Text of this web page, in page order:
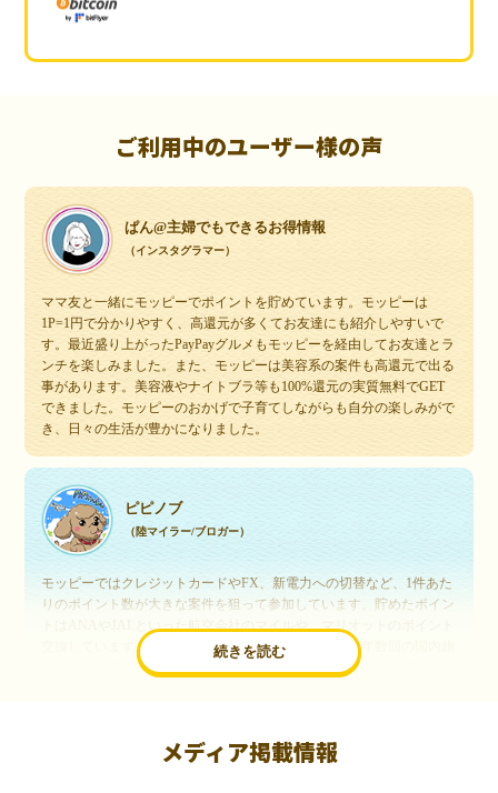
ご利用中のユーザー様の声
ぱん@主婦でもできるお得情報
（インスタグラマー）
ママ友と一緒にモッピーでポイントを貯めています。モッピーは
1P=1円で分かりやすく、高還元が多くてお友達にも紹介しやすいで
す。最近盛り上がったPayPayグルメもモッピーを経由してお友達とラ
ンチを楽しみました。また、モッピーは美容系の案件も高還元で出る
事があります。美容液やナイトブラ等も100%還元の実質無料でGET
できました。モッピーのおかげで子育てしながらも自分の楽しみがで
き、日々の生活が豊かになりました。
続きを読む
ピピノブ
（陸マイラー/ブロガー）
モッピーではクレジットカードやFX、新電力への切替など、1件あた
りのポイント数が大きな案件を狙って参加しています。貯めたポイン
交換しています。このようにすることで、ほぼ無料で年数回の国内旅
行や海外旅行を実現しています。モッピーは陸マイラーや旅行好きに
いつものネットショッピングが、モッピーでお得
メディア掲載情報